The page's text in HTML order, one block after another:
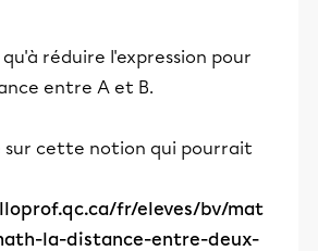
réduire l'expression pour
entre A et B.
sur cette notion qui pourrait
fr/eleves/bv/mat
la-distance-entre-deux-